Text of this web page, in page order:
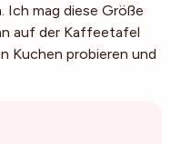
Ich mag diese Größe
auf der Kaffeetafel
Kuchen probieren und